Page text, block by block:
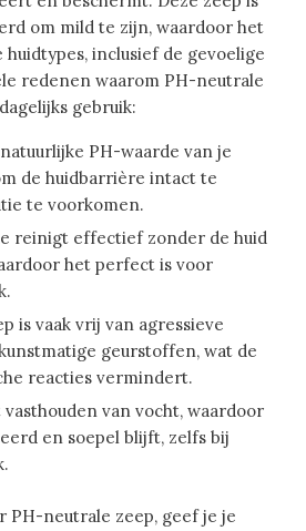
om mild te zijn, waardoor het
huidtypes, inclusief de gevoelige
redenen waarom PH-neutrale
gebruik:
PH-waarde van je
de huidbarrière intact te
te voorkomen.
reinigt effectief zonder de huid
het perfect is voor
is vaak vrij van agressieve
geurstoffen, wat de
reacties vermindert.
van vocht, waardoor
en soepel blijft, zelfs bij
PH-neutrale zeep, geef je je